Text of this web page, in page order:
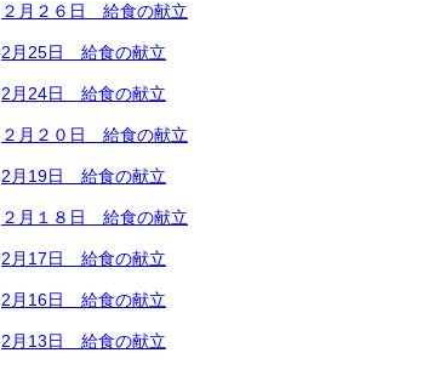
２月２６日 給食の献立
2月25日 給食の献立
2月24日 給食の献立
２月２０日 給食の献立
2月19日 給食の献立
２月１８日 給食の献立
2月17日 給食の献立
2月16日 給食の献立
2月13日 給食の献立